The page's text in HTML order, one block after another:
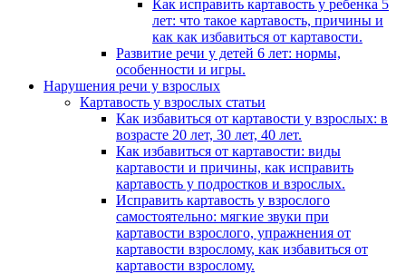
Как исправить картавость у ребенка 5
лет: что такое картавость, причины и
как как избавиться от картавости.
Развитие речи у детей 6 лет: нормы,
особенности и игры.
Нарушения речи у взрослых
Картавость у взрослых статьи
Как избавиться от картавости у взрослых: в
возрасте 20 лет, 30 лет, 40 лет.
Как избавиться от картавости: виды
картавости и причины, как исправить
картавость у подростков и взрослых.
Исправить картавость у взрослого
самостоятельно: мягкие звуки при
картавости взрослого, упражнения от
картавости взрослому, как избавиться от
картавости взрослому.